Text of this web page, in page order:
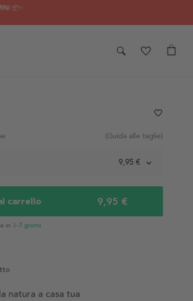
📦✨
(Guida alle taglie)
9,95 €
carrello 9,95 €
in 3-7 giorni
favorite_border
natura a casa tua